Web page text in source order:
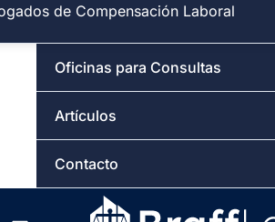
de Compensación Laboral
Oficinas para Consultas
Artículos
Contacto